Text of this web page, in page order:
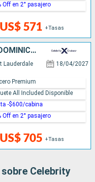
US$ 571 +Tasas
Off en 2° pasajero
ESTADOS UNIDOS, REPÚBLICA DOMINICANA
Lauderdale 18/04/2027
US$ 705 +Tasas
Premium
All Included Disponible
-$600/cabina
Off en 2° pasajero
Celebrity